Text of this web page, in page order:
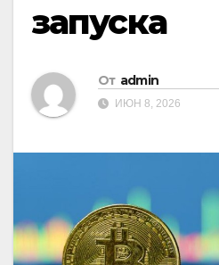
запуска
От admin
ИЮН 8, 2026